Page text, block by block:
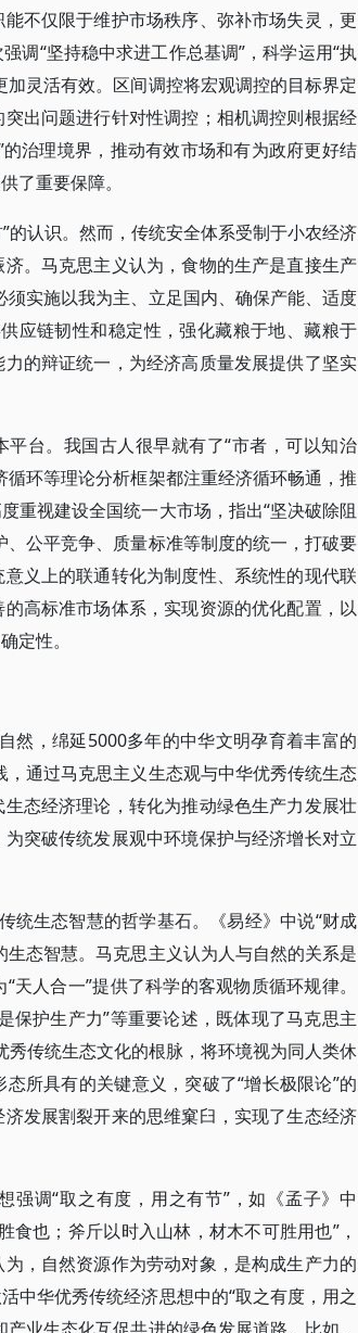
不仅限于维护市场秩序、弥补市场失灵，更
调“坚持稳中求进工作总基调”，科学运用“执
灵活有效。区间调控将宏观调控的目标界定
出问题进行针对性调控；相机调控则根据经
治理境界，推动有效市场和有为政府更好结
了重要保障。
的认识。然而，传统安全体系受制于小农经济
。马克思主义认为，食物的生产是直接生产
实施以我为主、立足国内、确保产能、适度
应链韧性和稳定性，强化藏粮于地、藏粮于
的辩证统一，为经济高质量发展提供了坚实
台。我国古人很早就有了“市者，可以知治
环等理论分析框架都注重经济循环畅通，推
重视建设全国统一大市场，指出“坚决破除阻
公平竞争、质量标准等制度的统一，打破要
义上的联通转化为制度性、系统性的现代联
高标准市场体系，实现资源的优化配置，以
定性。
然，绵延5000多年的中华文明孕育着丰富的
通过马克思主义生态观与中华优秀传统生态
态经济理论，转化为推动绿色生产力发展壮
突破传统发展观中环境保护与经济增长对立
统生态智慧的哲学基石。《易经》中说“财成
态智慧。马克思主义认为人与自然的关系是
人合一”提供了科学的客观物质循环规律。
保护生产力”等重要论述，既体现了马克思主
秀传统生态文化的根脉，将环境视为同人类休
所具有的关键意义，突破了“增长极限论”的
发展割裂开来的思维窠臼，实现了生态经济
强调“取之有度，用之有节”，如《孟子》中
也；斧斤以时入山林，材木不可胜用也”，
，自然资源作为劳动对象，是构成生产力的
中华优秀传统经济思想中的“取之有度，用之